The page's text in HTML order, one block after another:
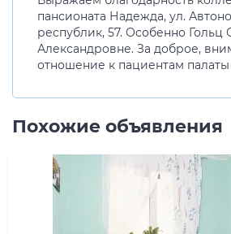
пансионата Надежда, ул.
республик, 57. Особенно Гольц
Александровне. За доброе,
отношение к пациентам
Похожие объявления